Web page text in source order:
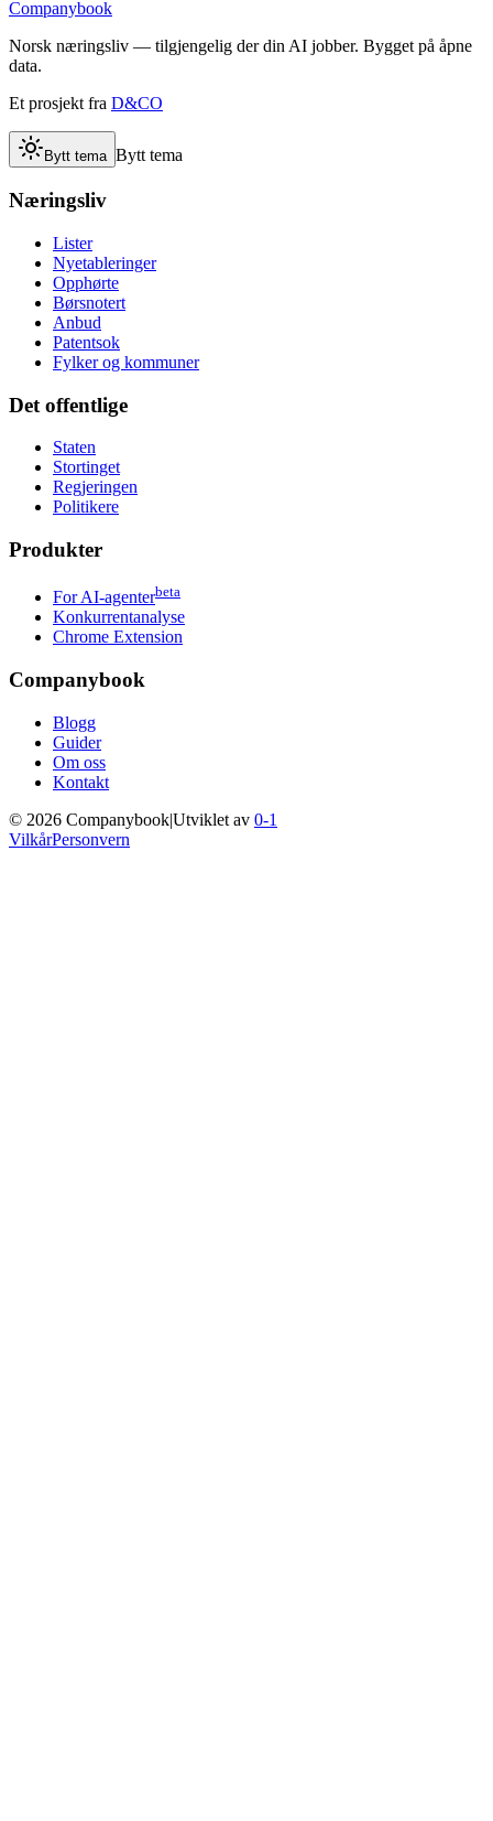
Companybook
Norsk næringsliv — tilgjengelig der din AI jobber. Bygget på åpne
data.
Et prosjekt fra D&CO
Bytt tema Bytt tema
Næringsliv
Lister
Nyetableringer
Opphørte
Børsnotert
Anbud
Patentsok
Fylker og kommuner
Det offentlige
Staten
Stortinget
Regjeringen
Politikere
Produkter
For AI-agenterbeta
Konkurrentanalyse
Chrome Extension
Companybook
Blogg
Guider
Om oss
Kontakt
© 2026 Companybook|Utviklet av 0-1
VilkårPersonvern